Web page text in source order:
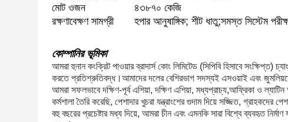
মোট ওজন
৪৩৮৭০ কেজি
রক্ষণাবেক্ষণ সামগ্রী
হপার আনুষাঙ্গিক; শীট ধাতু;সমস্ত সিস্টেম
কোম্পানির ভূমিকা
আমরা হুনান কংক্রিট পাওয়ার ব্রাদার্স কোং লিমিটেড (সিপিবি হিসাবে সংক্ষিপ্ত)
করতে প্রতিশ্রুতিবদ্ধ।আমাদের দলের বেশিরভাগ সদস্যই এসওয়াই এবং
আমরা সফলভাবে দক্ষিণ-পূর্ব এশিয়া, দক্ষিণ এশিয়া, মধ্যপ্রাচ্য,আফ্রিকা ও
কর্মশালা তৈরি করেছি, পেশাদার খুচরা যন্ত্রাংশের গুদাম দিয়ে সজ্জিত, গ্রাহকদের
বহু বছরের প্রচেষ্টার মধ্য দিয়ে, আমরা চীন এবং এমনকি সারা বিশ্বে ব্যবহৃত নির্মাণ